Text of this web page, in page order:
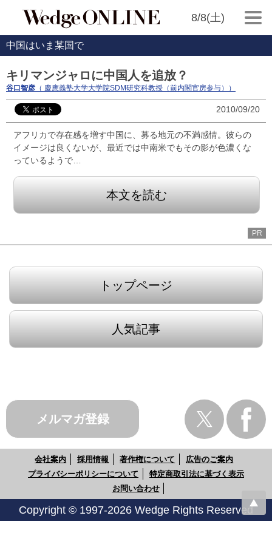
8/8(土)
中国はいま某国で
キリマンジャロに中国人を追放？
谷口智彦 （ 慶應義塾大学大学院SDM研究科教授（前内閣官房参与））
2010/09/20
アフリカで存在感を増す中国に、募る地元の不満感情。彼らの
イメージは良くないが、最近では中南米でもその影が色濃くな
っているようで…
本文を読む
PR
トップページ
人気記事
メルマガ登録
会社案内 採用情報 著作権について
広告のご案内
プライバシーポリシーについて
特定商取引法に基づく表示
お問い合わせ
Copyright © 1997-2026 Wedge Rights Reserved